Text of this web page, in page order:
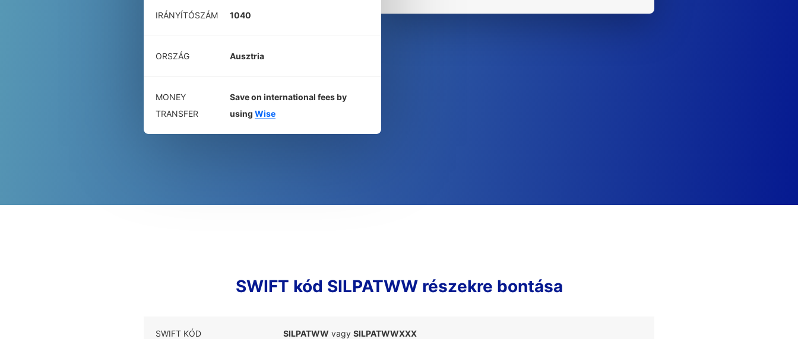
IRÁNYÍTÓSZÁM 1040
ORSZÁG Ausztria
MONEY
TRANSFER
Save on international fees by
using Wise
SWIFT kód SILPATWW részekre bontása
SWIFT KÓD SILPATWW vagy SILPATWWXXX